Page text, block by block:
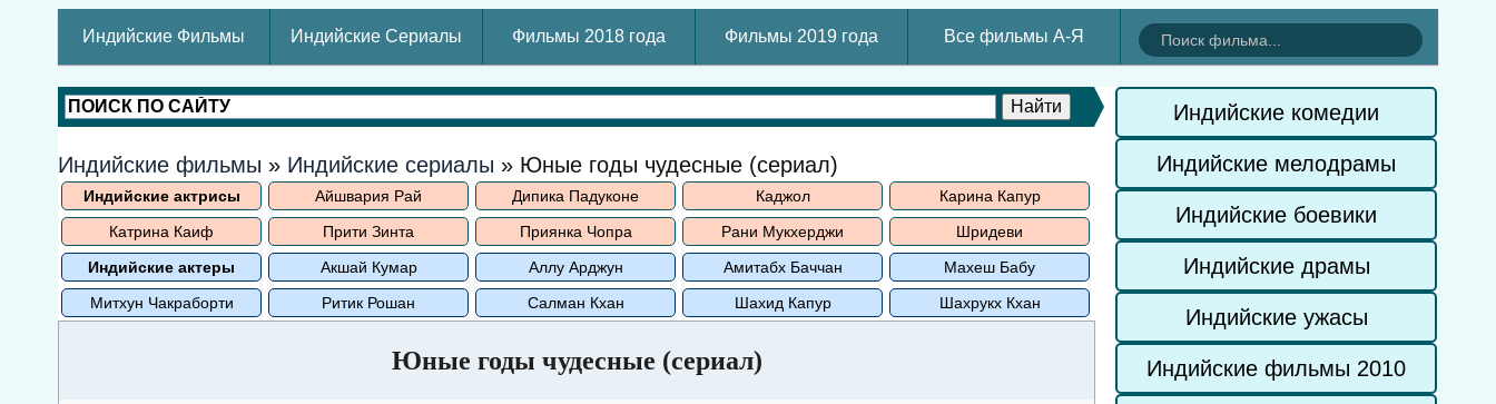
Индийские Фильмы Индийские Сериалы Фильмы 2018 года Фильмы 2019 года Все фильмы А-Я
Индийские фильмы » Индийские сериалы » Юные годы чудесные (сериал)
Индийские актрисы Айшвария Рай Дипика Падуконе Каджол
Карина Капур
Катрина Каиф
Прити Зинта Приянка Чопра Рани Мукхерджи
Шридеви
Индийские актеры
Акшай Кумар Аллу Арджун Амитабх Баччан
Махеш Бабу
Митхун Чакраборти
Ритик Рошан Салман Кхан Шахид Капур Шахрукх Кхан
Юные годы чудесные (сериал)
Индийские комедии
Индийские мелодрамы
Индийские боевики
Индийские драмы
Индийские ужасы
Индийские фильмы 2010